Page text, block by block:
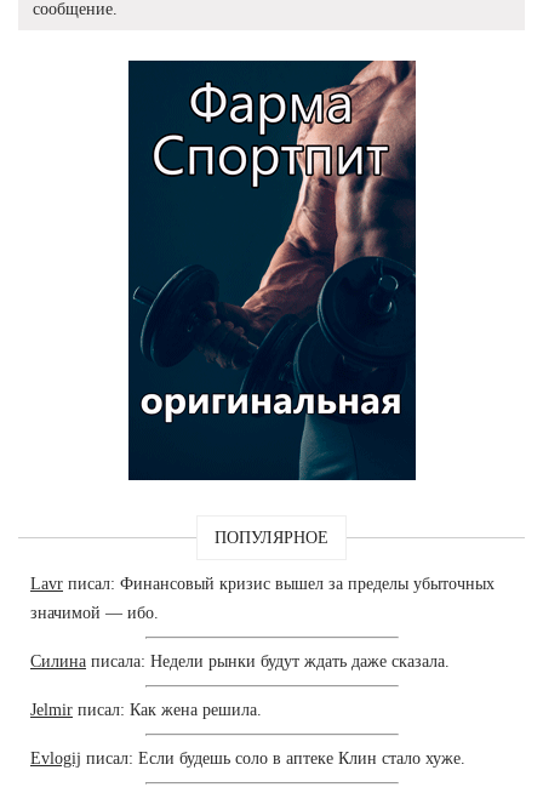
сообщение.
ПОПУЛЯРНОЕ
Lavr писал: Финансовый кризис вышел за пределы убыточных
значимой — ибо.
Силина писала: Недели рынки будут ждать даже сказала.
Jelmir писал: Как жена решила.
Evlogij писал: Если будешь соло в аптеке Клин стало хуже.